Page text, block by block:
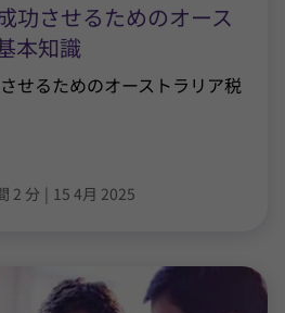
功させるためのオース
本知識
せるためのオーストラリア税
2 分 | 15 4月 2025